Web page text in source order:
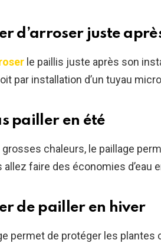
d’arroser juste
le paillis juste après son
par installation d’un tuyau
pailler en été
chaleurs, le paillage
allez faire des économies d’eau
de pailler en hiver
permet de protéger les